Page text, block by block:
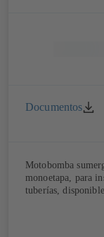
Documentos
Motobomba
monoetapa, para
tuberías,